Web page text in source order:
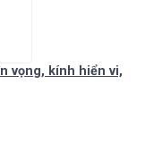
vọng, kính hiển vi,